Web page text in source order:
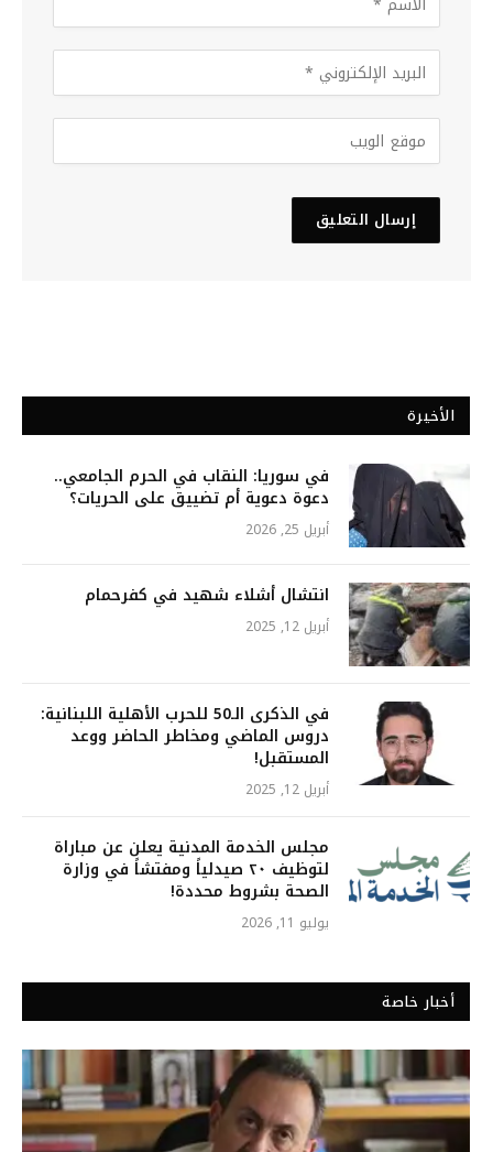
الأخيرة
في سوريا: النقاب في الحرم الجامعي..
دعوة دعوية أم تضييق على الحريات؟
أبريل 25, 2026
انتشال أشلاء شهيد في كفرحمام
أبريل 12, 2025
في الذكرى الـ50 للحرب الأهلية اللبنانية:
دروس الماضي ومخاطر الحاضر ووعد
المستقبل!
أبريل 12, 2025
مجلس الخدمة المدنية يعلن عن مباراة
لتوظيف ٢٠ صيدلياً ومفتشاً في وزارة
الصحة بشروط محددة!
يوليو 11, 2026
أخبار خاصة